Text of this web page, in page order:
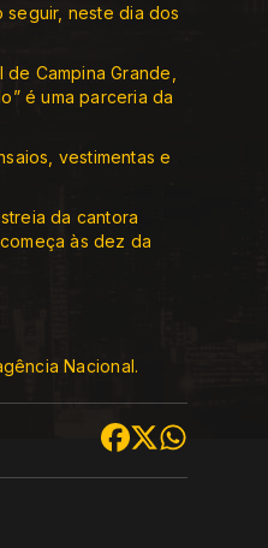
seguir, neste dia dos
Campina Grande,
é uma parceria da
vestimentas e
da cantora
às dez da
Nacional.